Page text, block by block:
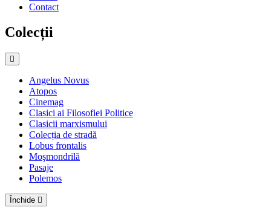
Contact
Colecții
Angelus Novus
Atopos
Cinemag
Clasici ai Filosofiei Politice
Clasicii marxismului
Colecția de stradă
Lobus frontalis
Moşmondrilă
Pasaje
Polemos
Închide